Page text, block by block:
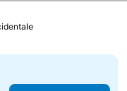
Scopri i prezzi